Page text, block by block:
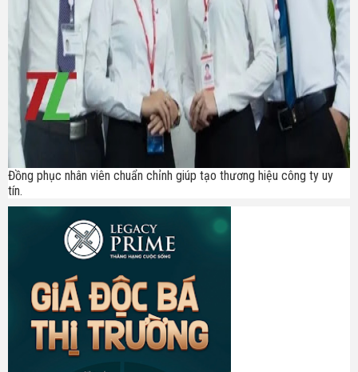
Đồng phục nhân viên chuẩn chỉnh giúp tạo thương hiệu công ty uy
tín.